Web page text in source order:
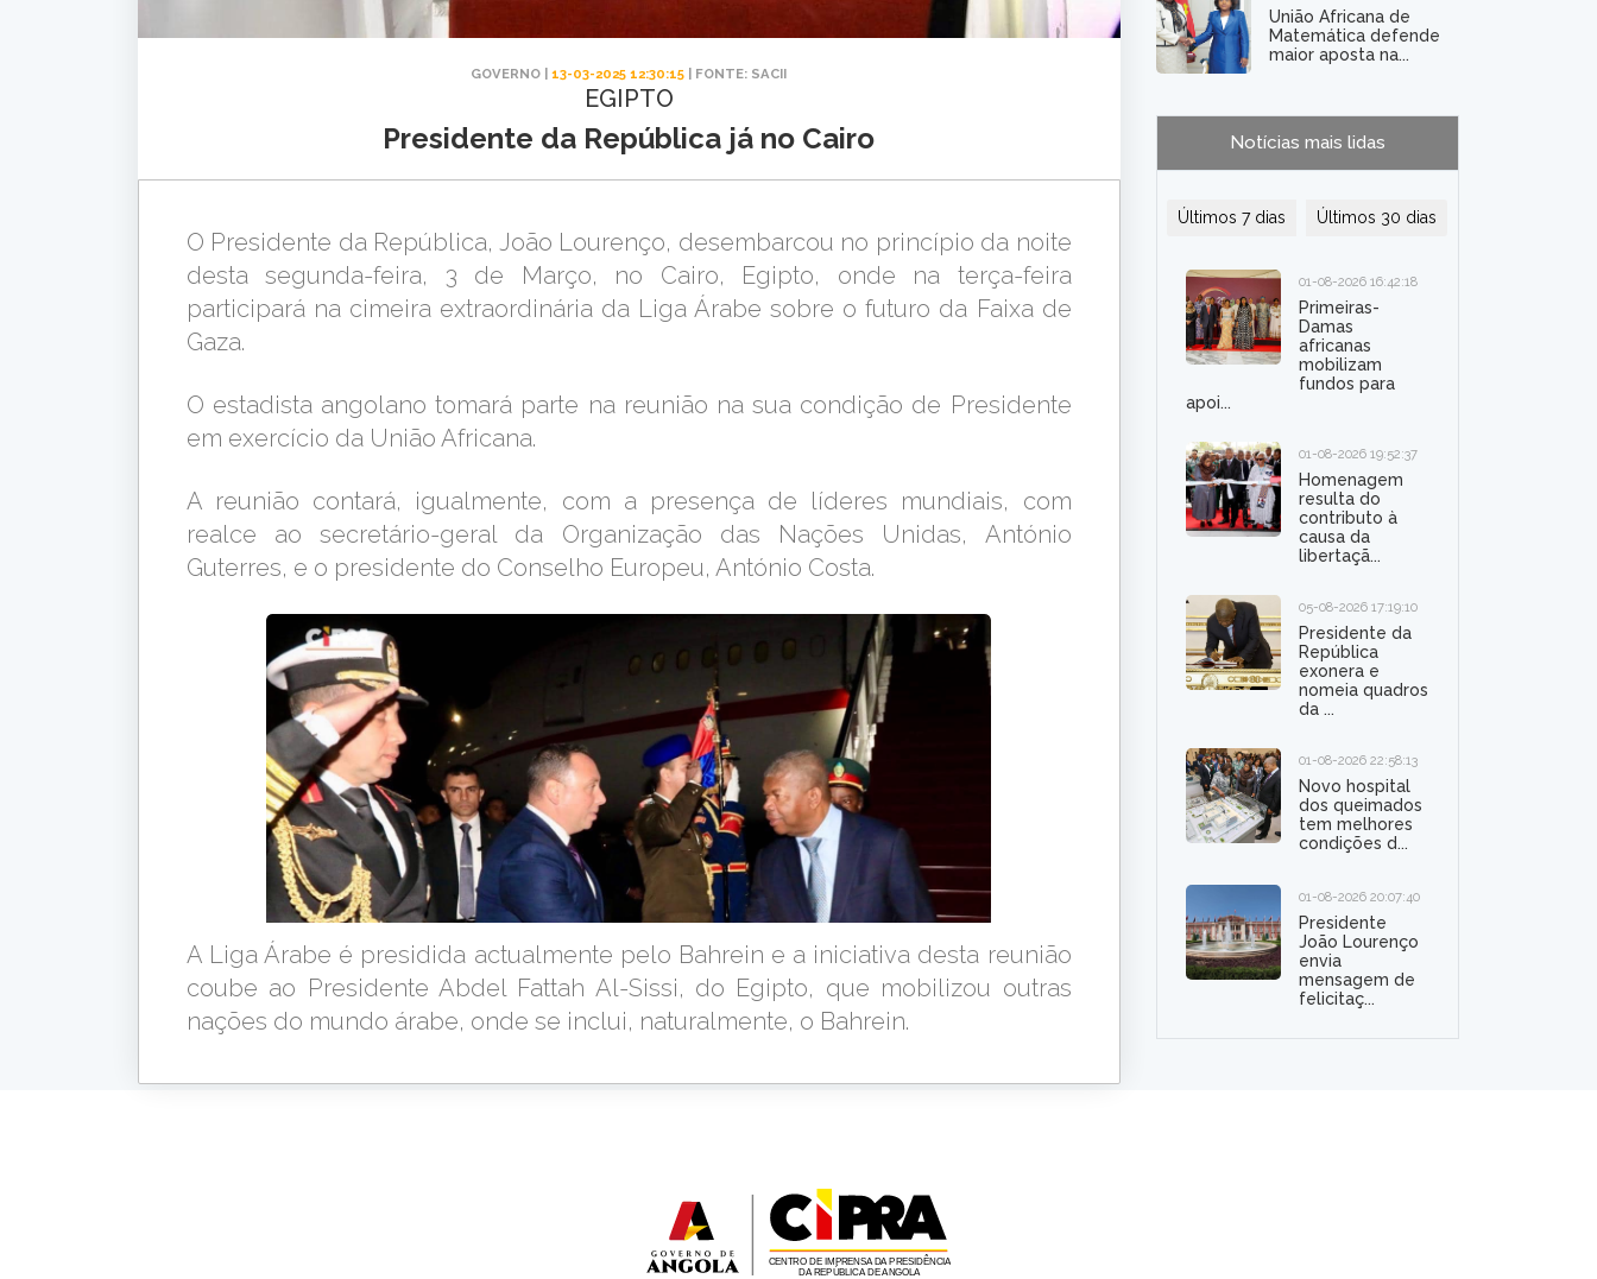
GOVERNO |13-03-2025 12:30:15 | FONTE: SACII
EGIPTO
Presidente da República já no Cairo
O Presidente da República, João Lourenço, desembarcou no princípio da noite
desta segunda-feira, 3 de Março, no Cairo, Egipto, onde na terça-feira
participará na cimeira extraordinária da Liga Árabe sobre o futuro da Faixa de
Gaza.
O estadista angolano tomará parte na reunião na sua condição de Presidente
em exercício da União Africana.
A reunião contará, igualmente, com a presença de líderes mundiais, com
realce ao secretário-geral da Organização das Nações Unidas, António
Guterres, e o presidente do Conselho Europeu, António Costa.
A Liga Árabe é presidida actualmente pelo Bahrein e a iniciativa desta reunião
coube ao Presidente Abdel Fattah Al-Sissi, do Egipto, que mobilizou outras
nações do mundo árabe, onde se inclui, naturalmente, o Bahrein.
União Africana de
Matemática defende
maior aposta na...
Notícias mais lidas
Últimos 7 dias Últimos 30 dias
01-08-2026 16:42:18
Primeiras-
Damas
africanas
mobilizam
fundos para
apoi...
01-08-2026 19:52:37
Homenagem
resulta do
contributo à
causa da
libertaçã...
05-08-2026 17:19:10
Presidente da
República
exonera e
nomeia quadros
da ...
01-08-2026 22:58:13
Novo hospital
dos queimados
tem melhores
condições d...
01-08-2026 20:07:40
Presidente
João Lourenço
envia
mensagem de
felicitaç...